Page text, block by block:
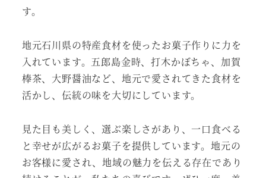
す。
地元石川県の特産食材を使ったお菓子作りに力を
入れています。五郎島金時、打木かぼちゃ、加賀
棒茶、大野醤油など、地元で愛されてきた食材を
活かし、伝統の味を大切にしています。
見た目も美しく、選ぶ楽しさがあり、一口食べる
と幸せが広がるお菓子を提供しています。地元の
お客様に愛され、地域の魅力を伝える存在であり